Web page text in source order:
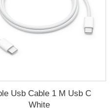
Usb Cable 1 M Usb C
White